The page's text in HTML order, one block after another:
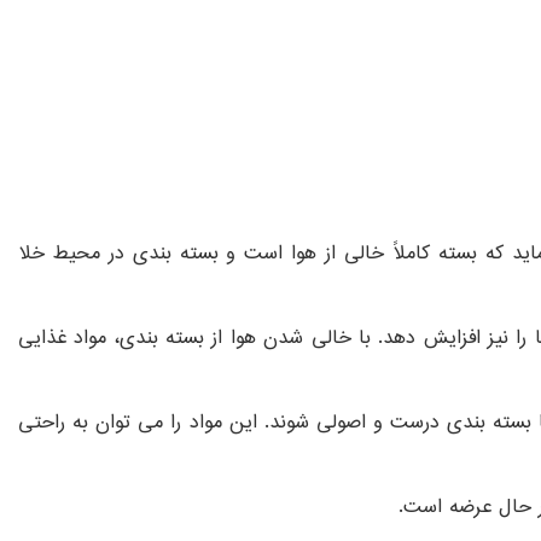
که بسته کاملاً خالی از هوا است و بسته بندی در محیط خلا
نیز افزایش دهد. با خالی شدن هوا از بسته بندی، مواد غذایی
تا بسته بندی درست و اصولی شوند. این مواد را می توان به راحتی
حال عرضه است.